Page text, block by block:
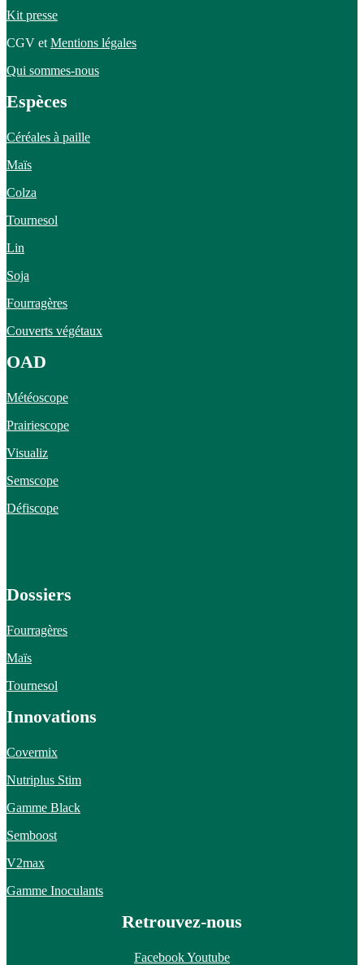
Kit presse
CGV et Mentions légales
Qui sommes-nous
Espèces
Céréales à paille
Maïs
Colza
Tournesol
Lin
Soja
Fourragères
Couverts végétaux
OAD
Météoscope
Prairiescope
Visualiz
Semscope
Défiscope
Dossiers
Fourragères
Maïs
Tournesol
Innovations
Covermix
Nutriplus Stim
Gamme Black
Semboost
V2max
Gamme Inoculants
Retrouvez-nous
FacebookYoutube